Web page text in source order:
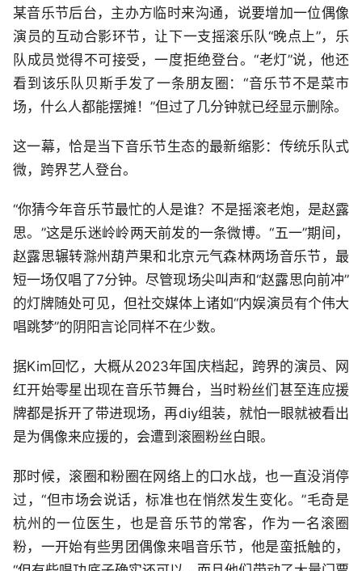
某音乐节后台，主办方临时来沟通，说要增加一位偶像
演员的互动合影环节，让下一支摇滚乐队“晚点上”，乐
队成员觉得不可接受，一度拒绝登台。“老灯”说，他还
看到该乐队贝斯手发了一条朋友圈：“音乐节不是菜市
场，什么人都能摆摊！”但过了几分钟就已经显示删除。
这一幕，恰是当下音乐节生态的最新缩影：传统乐队式
微，跨界艺人登台。
“你猜今年音乐节最忙的人是谁？不是摇滚老炮，是赵露
思。”这是乐迷岭岭两天前发的一条微博。“五一”期间，
赵露思辗转滁州葫芦果和北京元气森林两场音乐节，最
短一场仅唱了7分钟。尽管现场尖叫声和“赵露思向前冲”
的灯牌随处可见，但社交媒体上诸如“内娱演员有个伟大
唱跳梦”的阴阳言论同样不在少数。
据Kim回忆，大概从2023年国庆档起，跨界的演员、网
红开始零星出现在音乐节舞台，当时粉丝们甚至连应援
牌都是拆开了带进现场，再diy组装，就怕一眼就被看出
是为偶像来应援的，会遭到滚圈粉丝白眼。
那时候，滚圈和粉圈在网络上的口水战，也一直没消停
过，“但市场会说话，标准也在悄然发生变化。”毛奇是
杭州的一位医生，也是音乐节的常客，作为一名滚圈
粉，一开始有些男团偶像来唱音乐节，他是蛮抵触的，